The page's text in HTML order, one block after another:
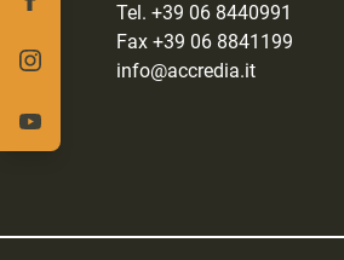
Tel. +39 06 8440991
Fax +39 06 8841199
info@accredia.it